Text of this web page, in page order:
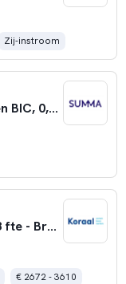
Zij-instroom
Hybride Docent Techniek (Eindhoven BIC, 0,20 fte)
Administratief Medewerker 0.5 - 0.8 fte - Brederocollege VMBO Breda
€ 2672 - 3610